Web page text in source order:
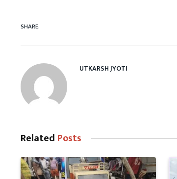
SHARE.
UTKARSH JYOTI
Related Posts